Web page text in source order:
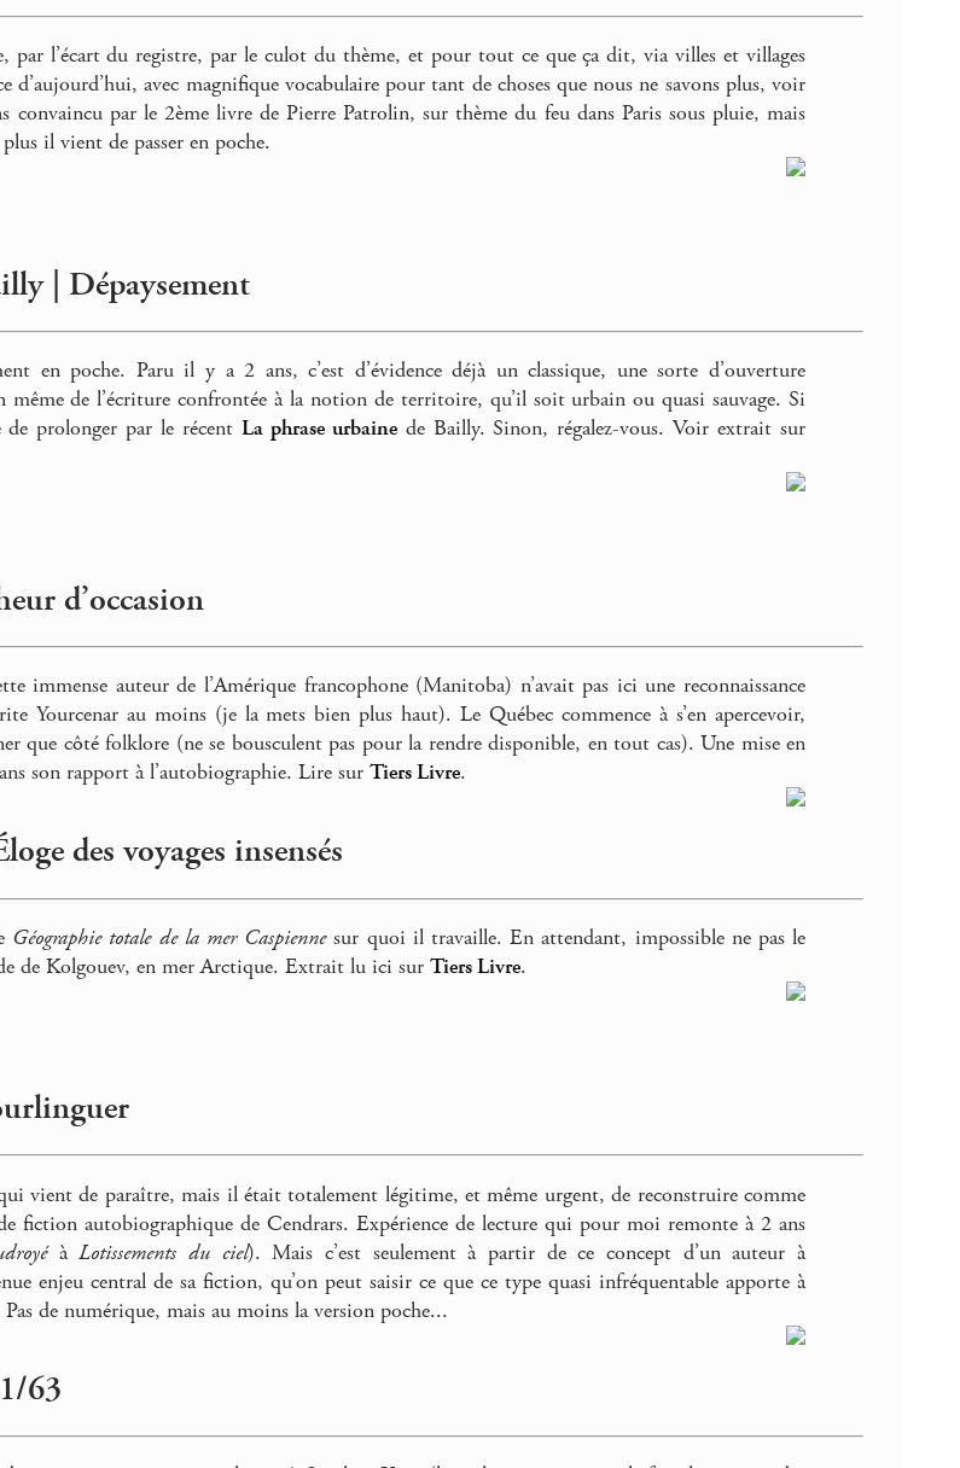
par l’écart du registre, par le culot du thème, et pour tout ce que ça dit, via villes et villages
d’aujourd’hui, avec magnifique vocabulaire pour tant de choses que nous ne savons plus, voir
convaincu par le 2ème livre de Pierre Patrolin, sur thème du feu dans Paris sous pluie, mais
il vient de passer en poche.
| Dépaysement
en poche. Paru il y a 2 ans, c’est d’évidence déjà un classique, une sorte d’ouverture
même de l’écriture confrontée à la notion de territoire, qu’il soit urbain ou quasi sauvage. Si
de prolonger par le récent La phrase urbainede Bailly. Sinon, régalez-vous. Voir extrait sur
d’occasion
immense auteur de l’Amérique francophone (Manitoba) n’avait pas ici une reconnaissance
Yourcenar au moins (je la mets bien plus haut). Le Québec commence à s’en apercevoir,
que côté folklore (ne se bousculent pas pour la rendre disponible, en tout cas). Une mise en
son rapport à l’autobiographie. Lire sur Tiers Livre.
des voyages insensés
Géographie totale de la mer Caspiennesur quoi il travaille. En attendant, impossible ne pas le
de Kolgouev, en mer Arctique. Extrait lu ici sur Tiers Livre.
vient de paraître, mais il était totalement légitime, et même urgent, de reconstruire comme
fiction autobiographique de Cendrars. Expérience de lecture qui pour moi remonte à 2 ans
àLotissements du ciel). Mais c’est seulement à partir de ce concept d’un auteur à
enjeu central de sa fiction, qu’on peut saisir ce que ce type quasi infréquentable apporte à
de numérique, mais au moins la version poche...
63